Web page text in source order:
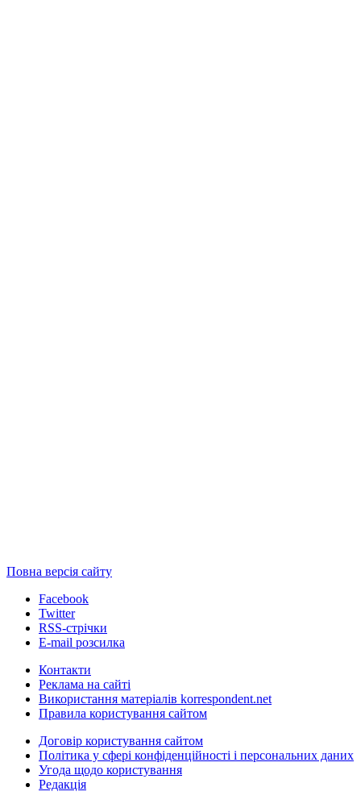
Повна версія сайту
Facebook
Twitter
RSS-стрічки
E-mail розсилка
Контакти
Реклама на сайті
Використання матеріалів korrespondent.net
Правила користування сайтом
Договір користування сайтом
Політика у сфері конфіденційності і персональних даних
Угода щодо користування
Редакція